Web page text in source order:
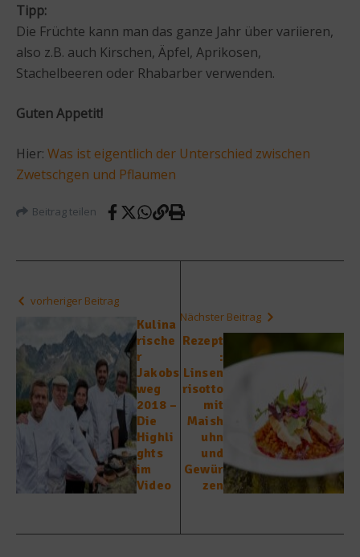
Tipp:
Die Früchte kann man das ganze Jahr über variieren,
also z.B. auch Kirschen, Äpfel, Aprikosen,
Stachelbeeren oder Rhabarber verwenden.
Guten Appetit!
Hier: Was ist eigentlich der Unterschied zwischen
Zwetschgen und Pflaumen
Beitrag teilen
vorheriger Beitrag
Kulina
rische
r
Jakobs
weg
2018 –
Die
Highli
ghts
im
Video
Nächster Beitrag
Rezept
:
Linsen
risotto
mit
Maish
uhn
und
Gewür
zen